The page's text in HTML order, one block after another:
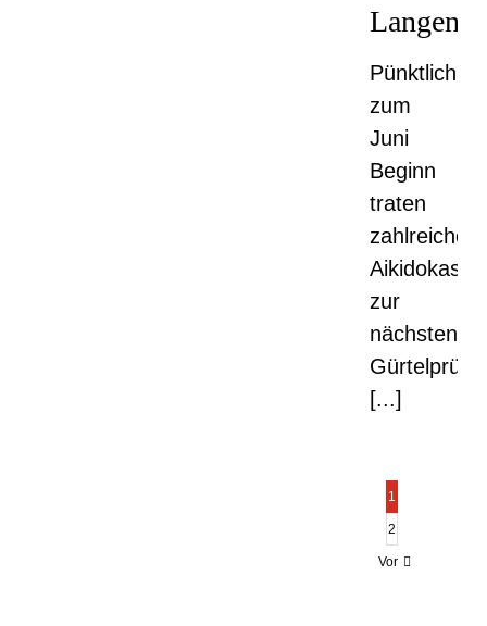
Pünktlich
zum
Juni
Beginn
traten
zahlreiche
Aikidokas
zur
nächsten
[...]
1
2
Vor